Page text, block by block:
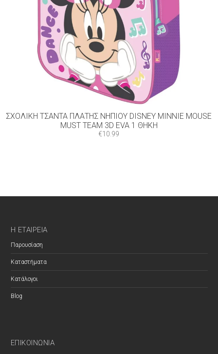
ΣΧΟΛΙΚΉ ΤΣΆΝΤΑ ΠΛΆΤΗΣ ΝΗΠΊΟΥ DISNEY MINNIE MOUSE
MUST TEAM 3D EVA 1 ΘΉΚΗ
€10.99
Η ΕΤΑΙΡΕΊΑ
Παρουσίαση
Καταστήματα
Κατάλογοι
Blog
ΕΠΙΚΟΙΝΩΝΊΑ